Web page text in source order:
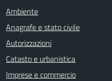
Ambiente
Anagrafe e stato civile
Autorizzazioni
Catasto e urbanistica
Imprese e commercio